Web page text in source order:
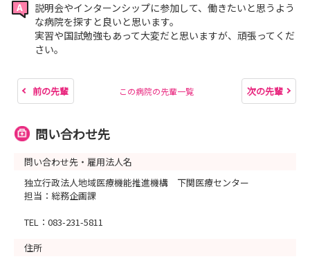
説明会やインターンシップに参加して、働きたいと思うよう
な病院を探すと良いと思います。
実習や国試勉強もあって大変だと思いますが、頑張ってくだ
さい。
前の先輩 この病院の先輩一覧 次の先輩
問い合わせ先
問い合わせ先・雇用法人名
独立行政法人地域医療機能推進機構 下関医療センター
担当：総務企画課
TEL：083-231-5811
住所